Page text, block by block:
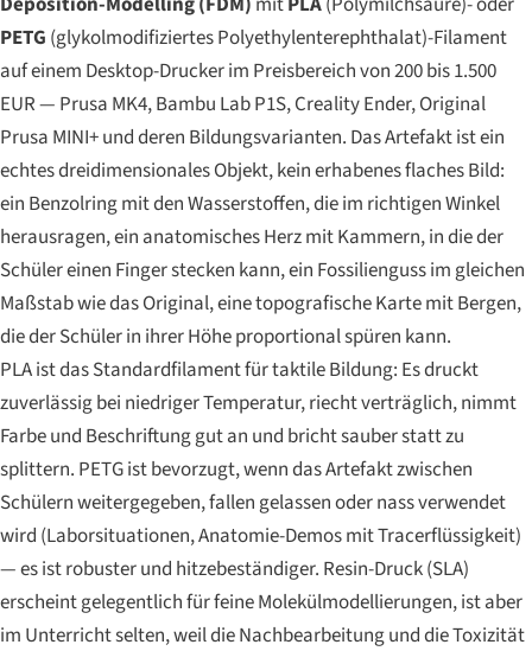
PETG (glykolmodifiziertes Polyethylenterephthalat)-Filament
auf einem Desktop-Drucker im Preisbereich von 200 bis 1.500
EUR — Prusa MK4, Bambu Lab P1S, Creality Ender, Original
Prusa MINI+ und deren Bildungsvarianten. Das Artefakt ist ein
echtes dreidimensionales Objekt, kein erhabenes flaches Bild:
ein Benzolring mit den Wasserstoffen, die im richtigen Winkel
herausragen, ein anatomisches Herz mit Kammern, in die der
Schüler einen Finger stecken kann, ein Fossilienguss im gleichen
Maßstab wie das Original, eine topografische Karte mit Bergen,
die der Schüler in ihrer Höhe proportional spüren kann.
PLA ist das Standardfilament für taktile Bildung: Es druckt
zuverlässig bei niedriger Temperatur, riecht verträglich, nimmt
Farbe und Beschriftung gut an und bricht sauber statt zu
splittern. PETG ist bevorzugt, wenn das Artefakt zwischen
Schülern weitergegeben, fallen gelassen oder nass verwendet
wird (Laborsituationen, Anatomie-Demos mit Tracerflüssigkeit)
— es ist robuster und hitzebeständiger. Resin-Druck (SLA)
erscheint gelegentlich für feine Molekülmodellierungen, ist aber
im Unterricht selten, weil die Nachbearbeitung und die Toxizität